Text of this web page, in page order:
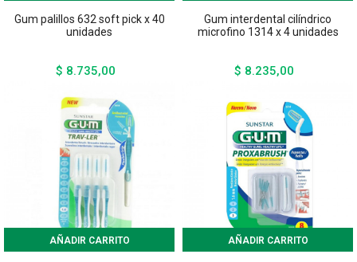
Gum palillos 632 soft pick x 40
unidades
$ 8.735,00
Gum interdental cilíndrico
microfino 1314 x 4 unidades
$ 8.235,00
AÑADIR CARRITO AÑADIR CARRITO